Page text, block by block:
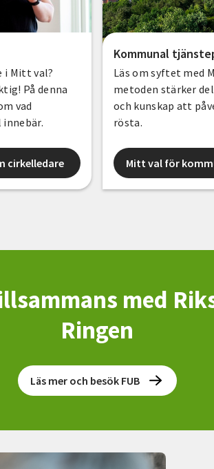
i Mitt val?
På denna
vad
cirkelledare
Kommunal
Läs om syftet med
metoden stärker
och kunskap att
rösta.
Mitt val för
med
Ringen
Läs mer och besök FUB